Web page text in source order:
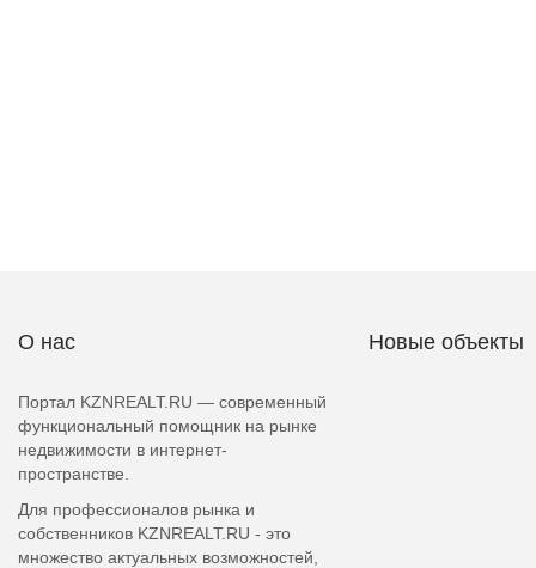
О нас
Портал KZNREALT.RU — современный
функциональный помощник на рынке
недвижимости в интернет-
пространстве.
Для профессионалов рынка и
собственников KZNREALT.RU - это
множество актуальных возможностей,
Новые объекты